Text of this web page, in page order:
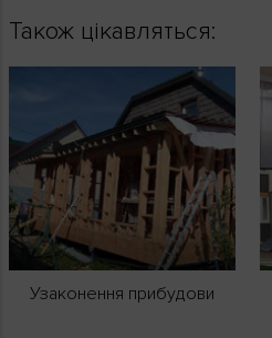
Також цікавляться:
Узаконення прибудови